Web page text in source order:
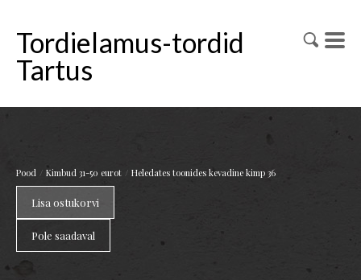
Tordielamus-tordid
Tartus
Pood / Kimbud 31-50 eurot / Heledates toonides kevadine kimp 36
Lisa ostukorvi
Pole saadaval